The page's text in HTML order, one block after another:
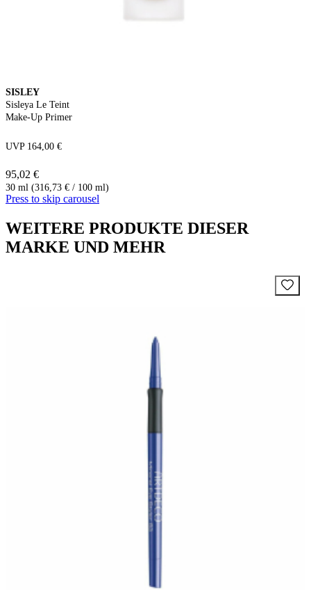
SISLEY
Sisleya Le Teint
Make-Up Primer
UVP 164,00 €
95,02 €
30 ml (316,73 € / 100 ml)
Press to skip carousel
WEITERE PRODUKTE DIESER
MARKE UND MEHR